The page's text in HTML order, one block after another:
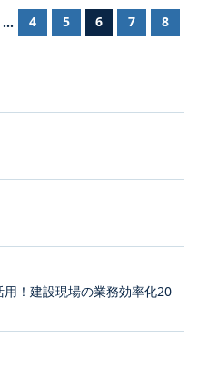
... 4 5 6 7 8
！建設現場の業務効率化20